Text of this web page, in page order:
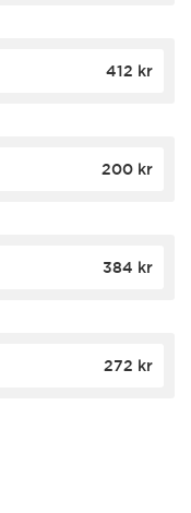
412 kr
200 kr
384 kr
272 kr